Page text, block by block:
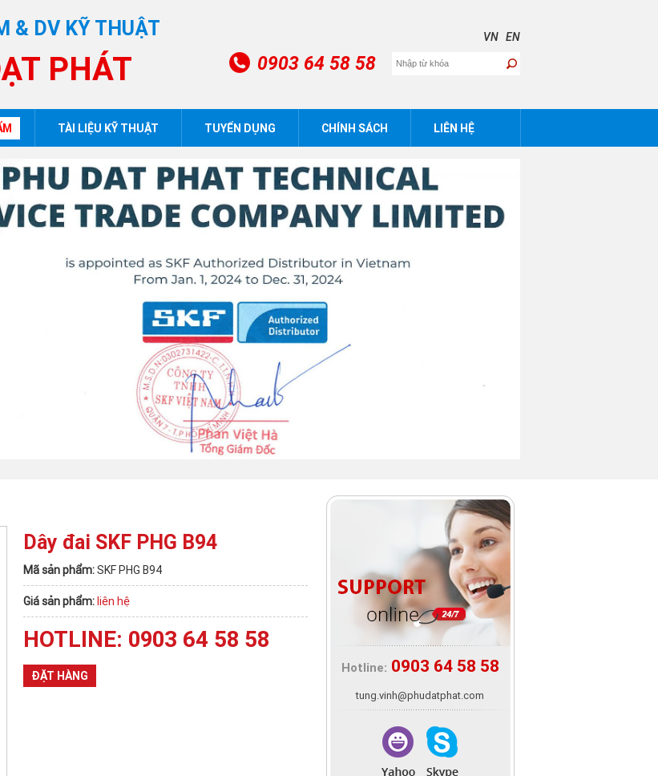
& DV KỸ THUẬT
PHÁT
VN EN
0903 64 58 58
TÀI LIỆU KỸ THUẬT TUYỂN DỤNG CHÍNH SÁCH LIÊN HỆ
Dây đai SKF PHG B94
Mã sản phẩm:SKF PHG B94
Giá sản phẩm:liên hệ
HOTLINE: 0903 64 58 58
ĐẶT HÀNG
Hotline: 0903 64 58 58
tung.vinh@phudatphat.com